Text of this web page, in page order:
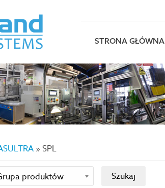
STRONA GŁÓWNA
» SPL